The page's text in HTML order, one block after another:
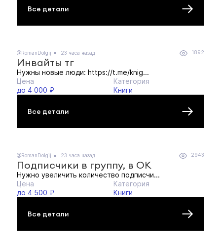
Все детали
@RomanDolgij 23 часа назад 1892
Инвайты тг
Нужны новые люди: https://t.me/knig...
Цена
до 4 000 ₽
Категория
Книги
Все детали
@RomanDolgij 23 часа назад 2943
Подписчики в группу, в ОК
Нужно увеличить количество подписчи...
Цена
до 4 500 ₽
Категория
Книги
Все детали